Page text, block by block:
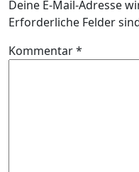
Deine E-Mail-Adresse
Erforderliche Felder
Kommentar*